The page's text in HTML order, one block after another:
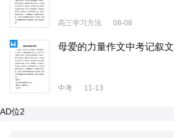
高三学习方法 08-08
母爱的力量作文中考记叙文
中考 11-13
AD位2